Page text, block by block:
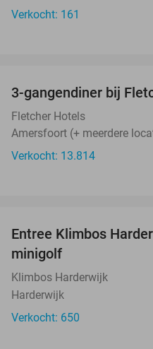
Verkocht: 161
3-gangendiner bij
Fletcher Hotels
Amersfoort (+ meerdere
Verkocht: 13.814
Entree Klimbos
minigolf
Klimbos Harderwijk
Harderwijk
Verkocht: 650